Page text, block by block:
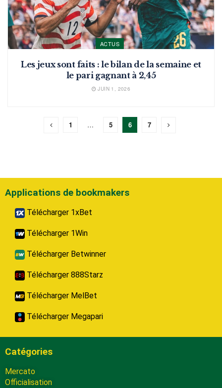
ACTUS
Les jeux sont faits : le bilan de la semaine et
le pari gagnant à 2,45
JUIN 1, 2026
1 … 5 6 7
Applications de bookmakers
Télécharger 1xBet
Télécharger 1Win
Télécharger Betwinner
Télécharger 888Starz
Télécharger MelBet
Télécharger Megapari
Catégories
Mercato
Officialisation